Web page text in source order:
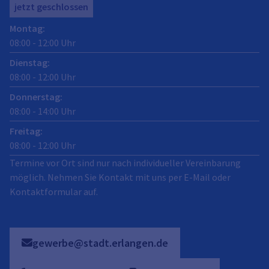
jetzt geschlossen
Montag:
08:00 - 12:00 Uhr
Dienstag:
08:00 - 12:00 Uhr
Donnerstag:
08:00 - 14:00 Uhr
Freitag:
08:00 - 12:00 Uhr
Termine vor Ort sind nur nach individueller Vereinbarung
möglich. Nehmen Sie Kontakt mit uns per E-Mail oder
Kontaktformular auf.
gewerbe@stadt.erlangen.de